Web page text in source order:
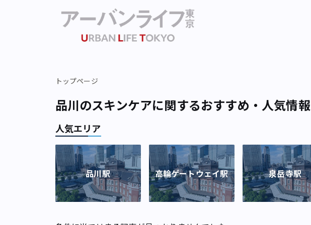
トップページ
品川のスキンケアに関するおすすめ・人気情報
人気エリア
品川駅 高輪ゲートウェイ駅 泉岳寺駅